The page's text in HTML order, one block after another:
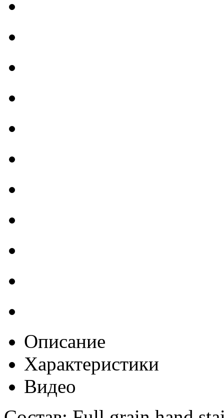
Описание
Характеристики
Видео